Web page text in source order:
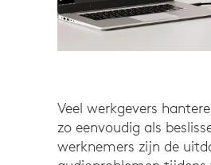
Veel werkgevers
zo eenvoudig als
werknemers zijn de